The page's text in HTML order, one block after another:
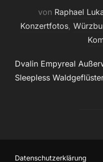
von Raphael
Konzertfotos,
Dvalin Empyreal
Sleepless
Datenschutzerklärung